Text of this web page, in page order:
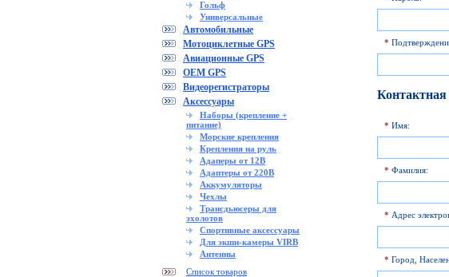
Гольф
Универсальные
Автомобильные
Мотоциклетные GPS
Авиационные GPS
OEM GPS
Видеорегистраторы
Аксессуары
Наборы (крепление +
питание)
Морские крепления
Крепления на руль
Адаперы от 12В
Адаптеры от 220В
Аккумуляторы
Чехлы
Трансдьюсеры для
эхолотов
Спортивные аксессуары
Для экшн-камеры VIRB
Антенны
Список товаров
*
* Имя:
* Фамилия:
* Адрес
* Город,